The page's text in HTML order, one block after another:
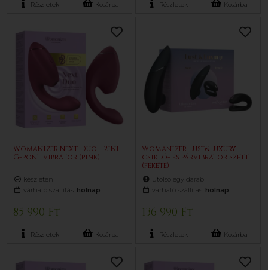
Részletek Kosárba Részletek Kosárba
Womanizer Next Duo - 2in1
G-pont vibrátor (pink)
készleten
várható szállítás: holnap
85 990 Ft
Részletek Kosárba
Womanizer Lust&Luxury -
csikló- és párvibrátor szett
(fekete)
utolsó egy darab
várható szállítás: holnap
136 990 Ft
Részletek Kosárba